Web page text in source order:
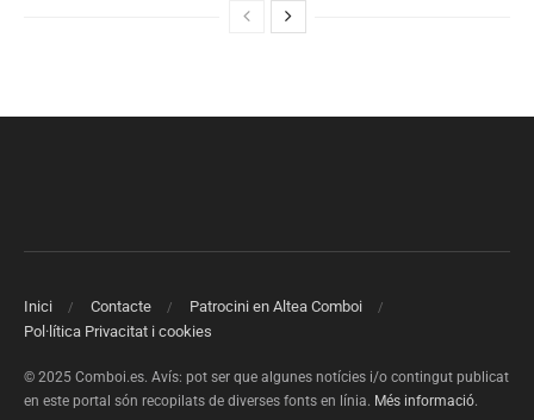
Inici Contacte
Patrocini en Altea Comboi
Pol·lítica Privacitat i cookies
© 2025 Comboi.es. Avís: pot ser que algunes notícies i/o contingut publicat
en este portal són recopilats de diverses fonts en línia. Més informació.